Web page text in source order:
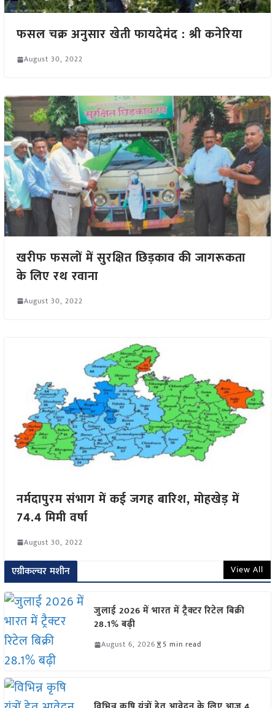
फसल चक्र अनुसार खेती फायदेमंद : श्री कनेरिया
August 30, 2022
खरीफ फसलों में सुरक्षित छिड़काव की जागरूकता
के लिए रथ रवाना
August 30, 2022
नर्मदापुरम संभाग में कई जगह बारिश, मोहखेड़ में
74.4 मिमी वर्षा
August 30, 2022
एग्रीकल्चर मशीन View All
जुलाई 2026 में भारत में ट्रैक्टर रिटेल बिक्री
28.1% बढ़ी
August 6, 2026 5 min read